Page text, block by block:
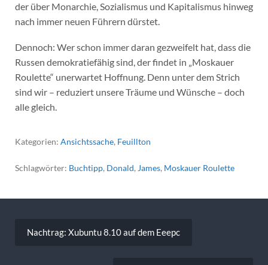
der über Monarchie, Sozialismus und Kapitalismus hinweg
nach immer neuen Führern dürstet.
Dennoch: Wer schon immer daran gezweifelt hat, dass die
Russen demokratiefähig sind, der findet in „Moskauer
Roulette“ unerwartet Hoffnung. Denn unter dem Strich
sind wir – reduziert unsere Träume und Wünsche – doch
alle gleich.
Kategorien: Ansichtssache, Feuillton
Schlagwörter: Buchtipp, Donald, James, Moskauer Roulette
Nachtrag: Xubuntu 8.10 auf dem Eeepc